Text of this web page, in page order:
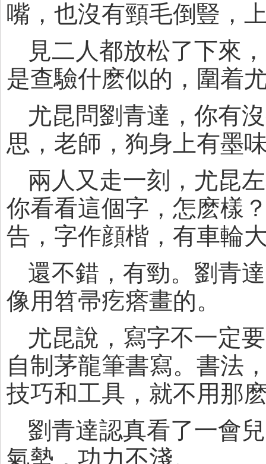
嘴，也沒有頸毛倒豎，
見二人都放松了下來
是查驗什麽似的，圍着
尤昆問劉青達，你有
思，老師，狗身上有墨
兩人又走一刻，尤昆
你看看這個字，怎麽樣
告，字作顔楷，有車輪
還不錯，有勁。劉青
像用笤帚疙瘩畫的。
尤昆說，寫字不一定
自制茅龍筆書寫。書法
技巧和工具，就不用那
劉青達認真看了一會
氣勢，功力不淺。